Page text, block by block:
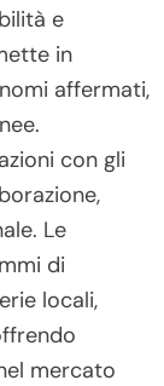
e
in
affermati,
con gli
Le
di
locali,
mercato